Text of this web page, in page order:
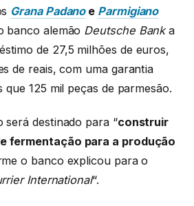
Grana Padanoe Parmigiano
banco alemão Deutsche Banka
de 27,5 milhões de euros,
de reais, com uma garantia
que 125 mil peças de parmesão.
será destinado para “construir
fermentação para a produção
o banco explicou para o
International“.